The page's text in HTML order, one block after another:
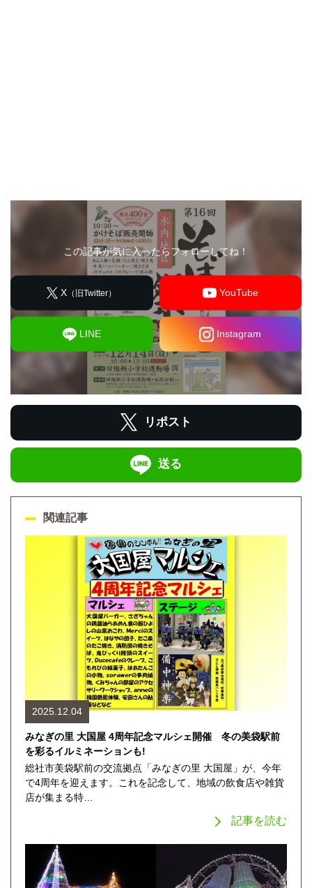
この記事が気に入ったらフォローしてね！
X （旧Twitter） YouTube
LINE Instagram
リポスト
送る
関連記事
2025.12.04
みなぎの里 大国屋 4周年記念マルシェ開催 冬の美袋駅前
を彩るイルミネーションも!
総社市美袋駅前の交流拠点「みなぎの里 大国屋」が、今年
で4周年を迎えます。これを記念して、地域の飲食店や雑貨
店が集まる特…
記事を読む